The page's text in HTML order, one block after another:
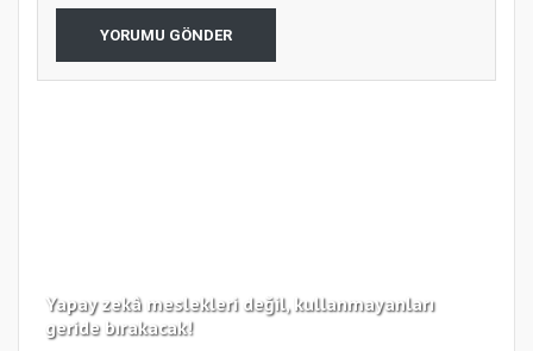
YORUMU GÖNDER
Yapay zekâ meslekleri değil, kullanmayanları
geride bırakacak!